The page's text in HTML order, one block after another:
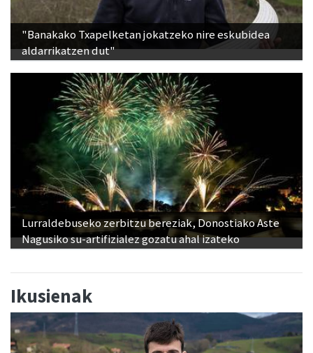
"Banakako Txapelketan jokatzeko nire eskubidea
aldarrikatzen dut"
Lurraldebuseko zerbitzu bereziak, Donostiako Aste
Nagusiko su-artifizialez gozatu ahal izateko
Ikusienak